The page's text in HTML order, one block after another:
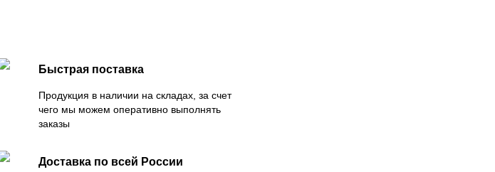
Быстрая поставка
Продукция в наличии на складах, за счет
чего мы можем оперативно выполнять
заказы
Доставка по всей России